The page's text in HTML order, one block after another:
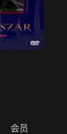
会员